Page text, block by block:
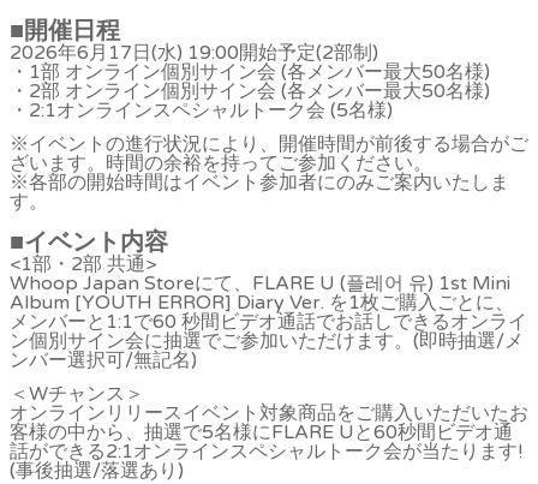
■開催日程
2026年6月17日(水) 19:00開始予定(2部制)
・1部 オンライン個別サイン会 (各メンバー最大50名様)
・2部 オンライン個別サイン会 (各メンバー最大50名様)
・2:1オンラインスペシャルトーク会 (5名様)
※イベントの進行状況により、開催時間が前後する場合がご
ざいます。時間の余裕を持ってご参加ください。
※各部の開始時間はイベント参加者にのみご案内いたしま
す。
■イベント内容
<1部・2部 共通>
Whoop Japan Storeにて、FLARE U (플레어 유) 1st Mini
Album [YOUTH ERROR] Diary Ver. を1枚ご購入ごとに、
メンバーと1:1で60 秒間ビデオ通話でお話しできるオンライ
ン個別サイン会に抽選でご参加いただけます。(即時抽選/メ
ンバー選択可/無記名)
＜Wチャンス＞
オンラインリリースイベント対象商品をご購入いただいたお
客様の中から、抽選で5名様にFLARE Uと60秒間ビデオ通
話ができる2:1オンラインスペシャルトーク会が当たります!
(事後抽選/落選あり)